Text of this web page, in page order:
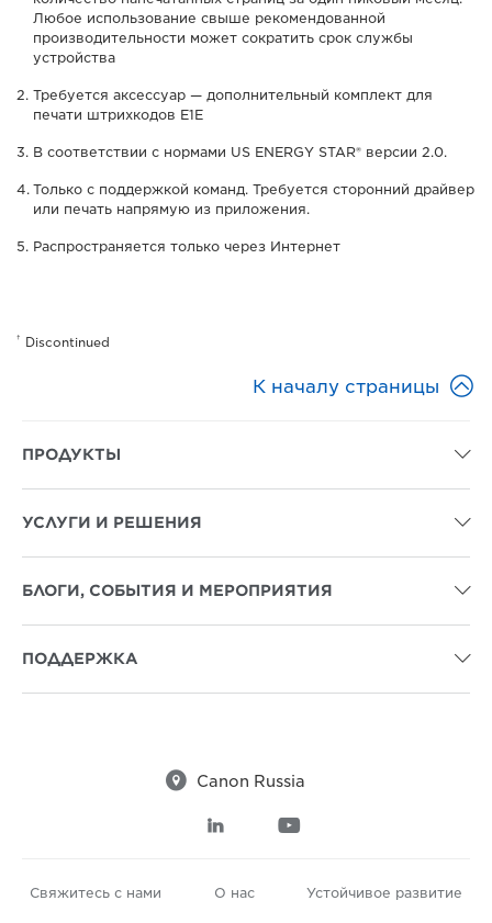
Любое использование свыше рекомендованной
производительности может сократить срок службы
устройства
Требуется аксессуар — дополнительный комплект для
печати штрихкодов E1E
В соответствии с нормами US ENERGY STAR® версии 2.0.
Только с поддержкой команд. Требуется сторонний драйвер
или печать напрямую из приложения.
Распространяется только через Интернет
† Discontinued
К началу страницы 
ПРОДУКТЫ 
УСЛУГИ И РЕШЕНИЯ 
БЛОГИ, СОБЫТИЯ И МЕРОПРИЯТИЯ 
ПОДДЕРЖКА 
 Canon Russia
 
Свяжитесь с нами О нас Устойчивое развитие